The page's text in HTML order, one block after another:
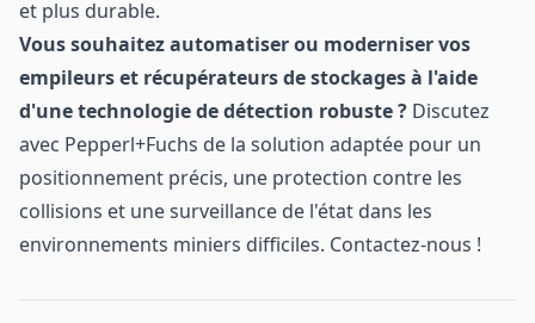
et plus durable.
Vous souhaitez automatiser ou moderniser vos
empileurs et récupérateurs de stockages à l'aide
d'une technologie de détection robuste ? Discutez
avec Pepperl+Fuchs de la solution adaptée pour un
positionnement précis, une protection contre les
collisions et une surveillance de l'état dans les
environnements miniers difficiles. Contactez-nous !